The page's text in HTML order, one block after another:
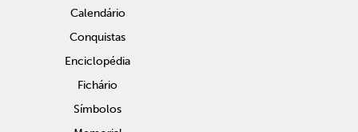
Calendário
Conquistas
Enciclopédia
Fichário
Símbolos